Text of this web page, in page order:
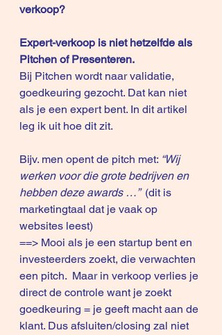
verkoop?
Expert-verkoop is niet hetzelfde als
Pitchen of Presenteren.
Bij Pitchen wordt naar validatie,
goedkeuring gezocht. Dat kan niet
als je een expert bent. In dit artikel
leg ik uit hoe dit zit.
Bijv. men opent de pitch met: “Wij
werken voor die grote bedrijven en
hebben deze awards …” (dit is
marketingtaal dat je vaak op
websites leest)
==> Mooi als je een startup bent en
investeerders zoekt, die verwachten
een pitch.  Maar in verkoop verlies je
direct de controle want je zoekt
goedkeuring = je geeft macht aan de
klant. Dus afsluiten/closing zal niet